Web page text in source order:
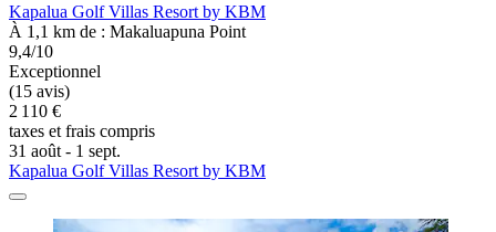
Kapalua Golf Villas Resort by KBM
À 1,1 km de : Makaluapuna Point
9,4/10
Exceptionnel
(15 avis)
2 110 €
taxes et frais compris
31 août - 1 sept.
Kapalua Golf Villas Resort by KBM